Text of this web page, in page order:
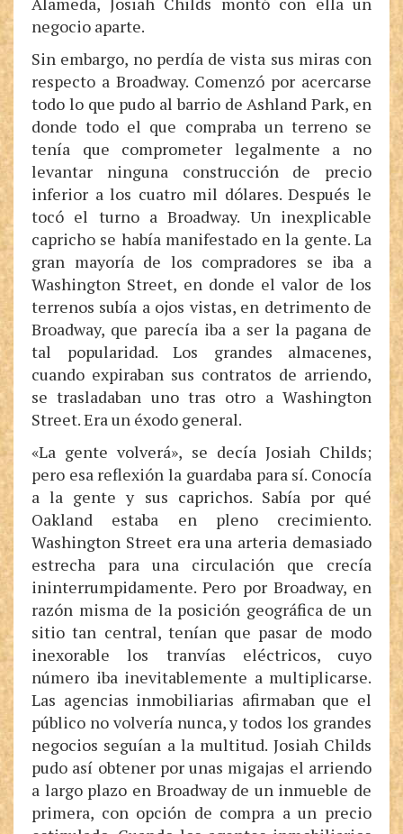
negocio aparte.
Sin embargo, no perdía de vista sus miras con
respecto a Broadway. Comenzó por acercarse
todo lo que pudo al barrio de Ashland Park, en
donde todo el que compraba un terreno se
tenía que comprometer legalmente a no
levantar ninguna construcción de precio
inferior a los cuatro mil dólares. Después le
tocó el turno a Broadway. Un inexplicable
capricho se había manifestado en la gente. La
gran mayoría de los compradores se iba a
Washington Street, en donde el valor de los
terrenos subía a ojos vistas, en detrimento de
Broadway, que parecía iba a ser la pagana de
tal popularidad. Los grandes almacenes,
cuando expiraban sus contratos de arriendo,
se trasladaban uno tras otro a Washington
Street. Era un éxodo general.
«La gente volverá», se decía Josiah Childs;
pero esa reflexión la guardaba para sí. Conocía
a la gente y sus caprichos. Sabía por qué
Oakland estaba en pleno crecimiento.
Washington Street era una arteria demasiado
estrecha para una circulación que crecía
ininterrumpidamente. Pero por Broadway, en
razón misma de la posición geográfica de un
sitio tan central, tenían que pasar de modo
inexorable los tranvías eléctricos, cuyo
número iba inevitablemente a multiplicarse.
Las agencias inmobiliarias afirmaban que el
público no volvería nunca, y todos los grandes
negocios seguían a la multitud. Josiah Childs
pudo así obtener por unas migajas el arriendo
a largo plazo en Broadway de un inmueble de
primera, con opción de compra a un precio